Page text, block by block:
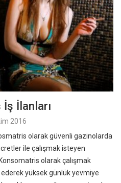
İlanları
2016
olarak güvenli gazinolarda
ile çalışmak isteyen
olarak çalışmak
yüksek günlük yevmiye